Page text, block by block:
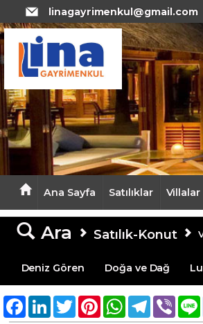
Lina Gayrimenkul
linagayrimenkul@gmail.com
Ana Sayfa Satılıklar Villalar
Ara Satılık-Konut
Deniz Gören Doğa ve Dağ
Facebook
LinkedInTwitterPinterestWhatsAppTelegram
Viber